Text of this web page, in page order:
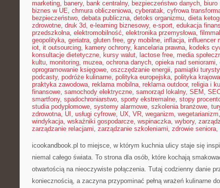
marketing, banery, bank centralny, bezpieczeństwo danych, biuro
biznes w UE, chmura obliczeniowa, cyberatak, cyfrowa
bezpieczeństwo, debata publiczna, detoks organizmu, dieta
zdrowotne, druk 3d, e-learning biznesowy, e-sport, edukacja
przedszkolna, elektromobilność, elektronika przemysłowa,
geopolityka, geriatra, gluten free, gry mobilne, inflacja, influencer
iot, it outsourcing, kamery ochrony, kancelaria prawna, kodeks
konsultacje dietetyczne, kursy walut, lactose free, media
kultu, monitoring, muzea, ochrona danych, opieka nad seniorami,
oprogramowanie księgowe, oszczędzanie energii, pamiątki
podcasty, podróże kulinarne, polityka europejska, polityka krajowa
praktyka zawodowa, reklama mobilna, reklama outdoor, religia i
finansowe, samochody elektryczne, samorząd lokalny, SEM ,
smartfony, spadochroniarstwo, sporty ekstremalne, stopy
studia podyplomowe, systemy alarmowe, szkolenia branżowe,
zdrowotna, UI , usługi cyfrowe, UX, VR, weganizm, wegetarianizm
windykacja, wskaźniki gospodarcze, wspinaczka, wybory,
zarządzanie relacjami, zarządzanie szkoleniami, zdrowie seniora,
icookandbook.pl to miejsce, w którym kuchnia ulicy staje się
niemal całego świata. To strona dla osób, które kochają
otwartością na nieoczywiste połączenia. Tutaj codzienny danie
koniecznością, a zaczyna przypominać pełną wrażeń kulinarne